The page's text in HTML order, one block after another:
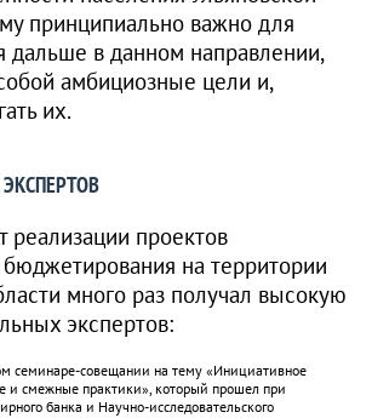
принципиально важно для
дальше в данном направлении,
амбициозные цели и,
их.
проектов
на территории
много раз получал высокую
экспертов:
семинаре-совещании на тему «Инициативное
и смежные практики», который прошел при
банка и Научно-исследовательского